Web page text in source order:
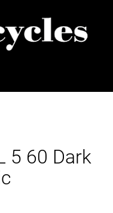
5 60 Dark